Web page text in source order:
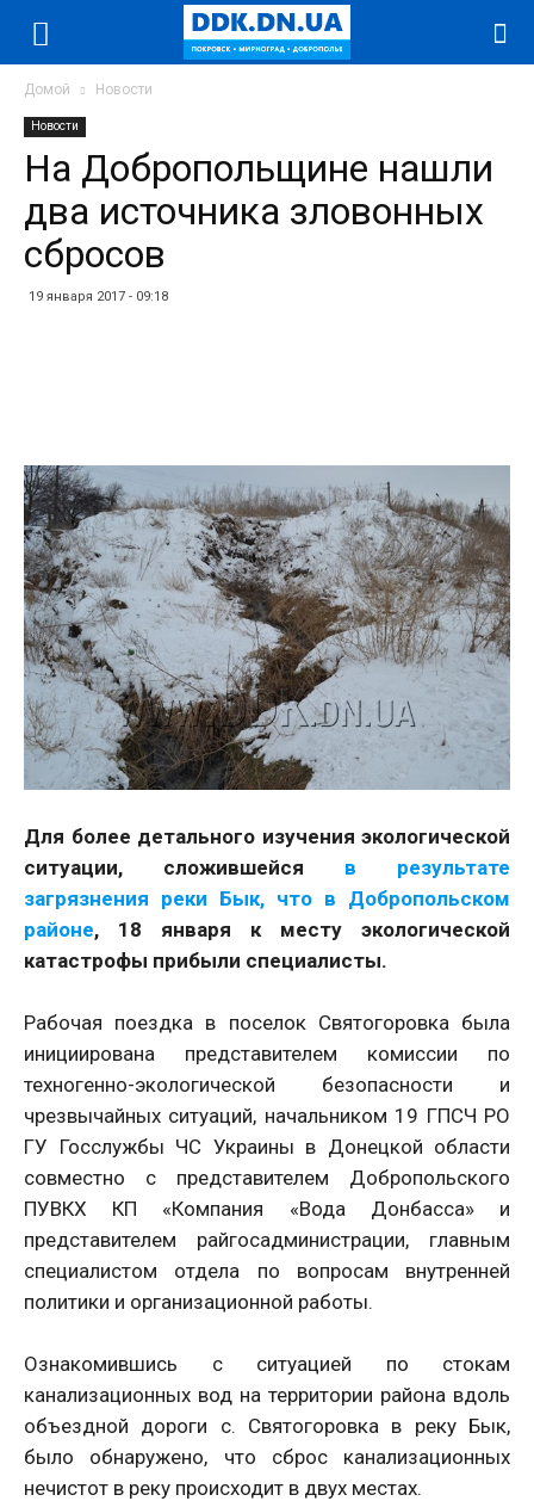
Домой Новости
Новости
На Добропольщине нашли
два источника зловонных
сбросов
19 января 2017 - 09:18
Для более детального изучения экологической
ситуации, сложившейся в результате
загрязнения реки Бык, что в Добропольском
районе, 18 января к месту экологической
катастрофы прибыли специалисты.
Рабочая поездка в поселок Святогоровка была
инициирована представителем комиссии по
техногенно-экологической безопасности и
чрезвычайных ситуаций, начальником 19 ГПСЧ РО
ГУ Госслужбы ЧС Украины в Донецкой области
совместно с представителем Добропольского
ПУВКХ КП «Компания «Вода Донбасса» и
представителем райгосадминистрации, главным
специалистом отдела по вопросам внутренней
политики и организационной работы.
Ознакомившись с ситуацией по стокам
канализационных вод на территории района вдоль
объездной дороги с. Святогоровка в реку Бык,
было обнаружено, что сброс канализационных
нечистот в реку происходит в двух местах.